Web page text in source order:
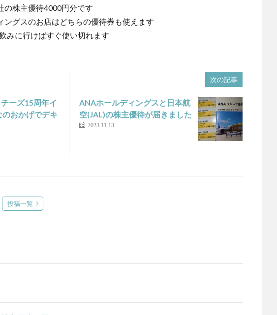
の株主優待4000円分です
ングスのお店はどちらの優待券も使えます
みに行けばすぐ使い切れます
ーズ15周年イ
おかげでデキ
次の記事
ANAホールディングスと日本航
空(JAL)の株主優待が届きました
2023.11.13
投稿一覧